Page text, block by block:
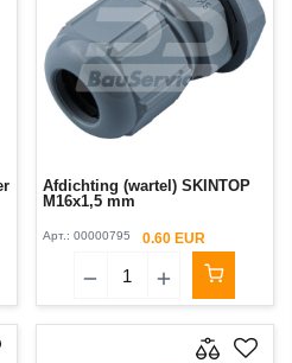
Afdichting (wartel) SKINTOP
M16x1,5 mm
Арт.: 00000795 0.60 EUR